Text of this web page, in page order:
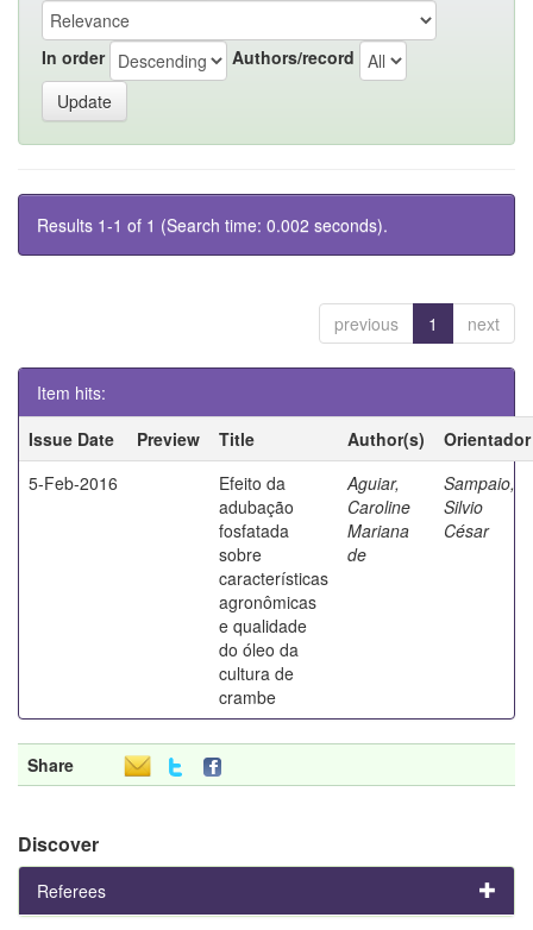
In order Authors/record
Results 1-1 of 1 (Search time: 0.002 seconds).
previous 1 next
Item hits:
Issue Date
Preview Title Author(s)
Orientador
5-Feb-2016
Efeito da
adubação
fosfatada
sobre
características
agronômicas
e qualidade
do óleo da
cultura de
crambe
Aguiar,
Caroline
Mariana
de
Sampaio,
Silvio
César
Share
Discover
Referees